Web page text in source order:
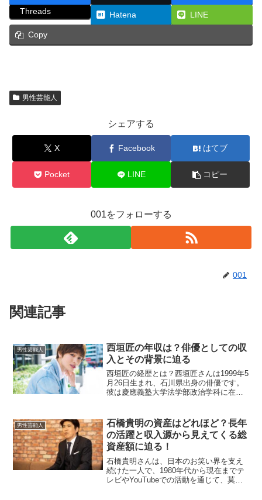
Threads
Hatena LINE
Copy
男性芸能人
シェアする
X Facebook はてブ
Pocket LINE コピー
001をフォローする
001
関連記事
男性芸能人
西垣匠の年収は？俳優としての収
入とその背景に迫る
西垣匠の経歴とは？西垣匠さんは1999年5
月26日生まれ、石川県出身の俳優です。
彼は慶應義塾大学法学部政治学科に在学
能界入りのきっかけとなりました。慶應
義塾大学のよ...
男性芸能人
石橋貴明の資産はどれほど？長年
の活躍と収入源から見えてくる総
資産額に迫る！
石橋貴明さんは、日本のお笑い界を支え
続けた一人で、1980年代から現在までテ
レビやYouTubeでの活動を通じて、莫大